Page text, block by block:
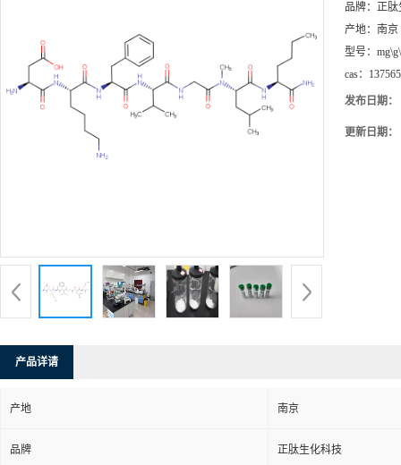
品牌： 正肽
产地： 南京
型号：
cas：
发布日期：
更新日期：
产品详请
产地 南京
品牌 正肽生化科技